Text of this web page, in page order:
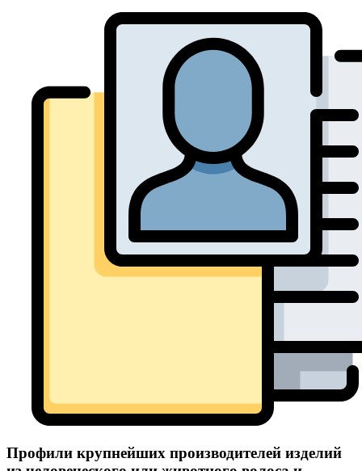
Профили крупнейших производителей изделий